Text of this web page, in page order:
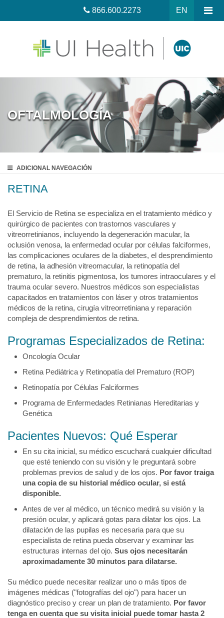
EN
866.600.2273
OFTALMOLOGÍA
ADICIONAL NAVEGACIÓN
RETINA
El Servicio de Retina se especializa en el tratamiento médico y
quirúrgico de pacientes con trastornos vasculares y
vitreorretinianos, incluyendo la degeneración macular, la
oclusión venosa, la enfermedad ocular por células falciformes,
las complicaciones oculares de la diabetes, el desprendimiento
de retina, la adhesión vitreomacular, la retinopatía del
prematuro, la retinitis pigmentosa, los tumores intraoculares y el
trauma ocular severo. Nuestros médicos son especialistas
capacitados en tratamientos con láser y otros tratamientos
médicos de la retina, cirugía vitreorretiniana y reparación
compleja de desprendimientos de retina.
Programas Especializados de Retina:
Oncología Ocular
Retina Pediátrica y Retinopatía del Prematuro (ROP)
Retinopatía por Células Falciformes
Programa de Enfermedades Retinianas Hereditarias y
Genética
Pacientes Nuevos: Qué Esperar
En su cita inicial, su médico escuchará cualquier dificultad
que esté teniendo con su visión y le preguntará sobre
problemas previos de salud y de los ojos. Por favor traiga
una copia de su historial médico ocular, si está
disponible.
Antes de ver al médico, un técnico medirá su visión y la
presión ocular, y aplicará gotas para dilatar los ojos. La
dilatación de las pupilas es necesaria para que su
especialista de retina pueda observar y examinar las
estructuras internas del ojo. Sus ojos necesitarán
aproximadamente 30 minutos para dilatarse.
Su médico puede necesitar realizar uno o más tipos de
imágenes médicas ("fotografías del ojo") para hacer un
diagnóstico preciso y crear un plan de tratamiento. Por favor
tenga en cuenta que su visita inicial puede tomar hasta 2